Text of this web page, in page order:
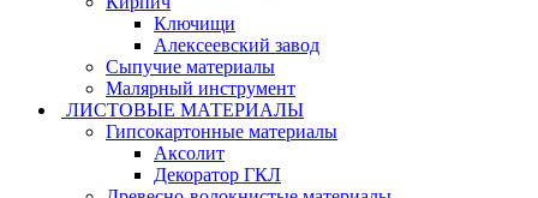
Ключищи
Алексеевский завод
Сыпучие материалы
Малярный инструмент
ЛИСТОВЫЕ МАТЕРИАЛЫ
Гипсокартонные материалы
Аксолит
Декоратор ГКЛ